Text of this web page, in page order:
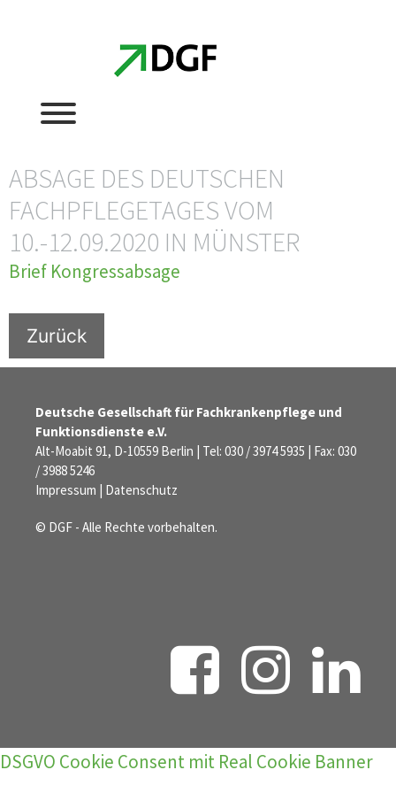
ABSAGE DES DEUTSCHEN
FACHPFLEGETAGES VOM
10.-12.09.2020 IN MÜNSTER
Brief Kongressabsage
Zurück
Deutsche Gesellschaft für Fachkrankenpflege und
Funktionsdienste e.V.
Alt-Moabit 91, D-10559 Berlin | Tel: 030 / 3974 5935 | Fax: 030
/ 3988 5246
Impressum | Datenschutz
© DGF - Alle Rechte vorbehalten.
DSGVO Cookie Consent mit Real Cookie Banner